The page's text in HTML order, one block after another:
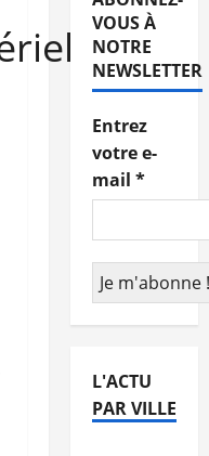
VOUS À
NOTRE
NEWSLETTER
Entrez
votre e-
mail *
L'ACTU
PAR VILLE